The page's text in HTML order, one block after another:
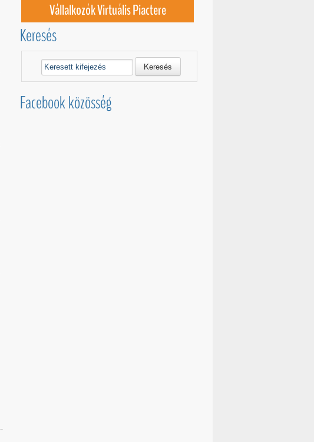
Vállalkozók Virtuális Piactere
Keresés
Keresés
Facebook közösség